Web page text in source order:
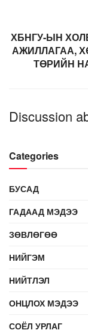
ХБНГУ-ЫН
АЖИЛЛАГАА,
ТӨРИЙН
Discussion
Categories
БУСАД
ГАДААД МЭДЭЭ
ЗӨВЛӨГӨӨ
НИЙГЭМ
НИЙТЛЭЛ
ОНЦЛОХ МЭДЭЭ
СОЁЛ УРЛАГ